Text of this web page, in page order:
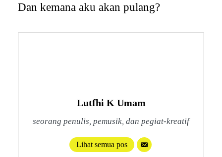
Dan kemana aku akan pulang?
Lutfhi K Umam
seorang penulis, pemusik, dan pegiat-kreatif
Lihat semua pos